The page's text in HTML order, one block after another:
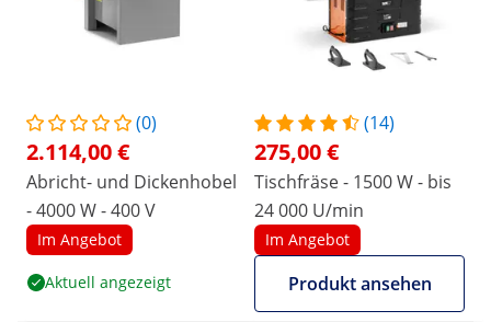
(0)
2.114,00 €
Abricht- und Dickenhobel
- 4000 W - 400 V
Im Angebot
Aktuell angezeigt
(14)
275,00 €
Tischfräse - 1500 W - bis
24 000 U/min
Im Angebot
Produkt ansehen